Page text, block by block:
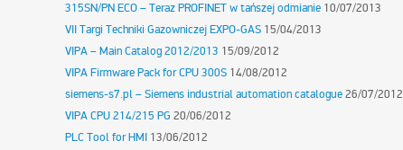
315SN/PN ECO – Teraz PROFINET w tańszej odmianie 10/07/2013
VII Targi Techniki Gazowniczej EXPO-GAS 15/04/2013
VIPA – Main Catalog 2012/2013 15/09/2012
VIPA Firmware Pack for CPU 300S 14/08/2012
siemens-s7.pl – Siemens industrial automation catalogue26/07/2012
VIPA CPU 214/215 PG 20/06/2012
PLC Tool for HMI 13/06/2012